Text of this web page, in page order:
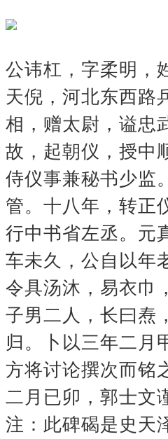
公讳杠，字柔明，
天倪，河北东西路
相，赠太尉，谥忠
故，起朝仪，授中
侍仪事兼秘书少监
管。十八年，转正
行中书省左丞。元
车未久，公自以年
令具汤沐，易衣巾
子男二人，长曰焘
归。卜以三年二月
方将讨论撰次而铭
二月已卯
注：此碑碣是史天